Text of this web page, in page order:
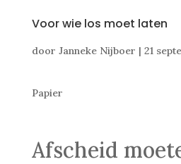
Voor wie los moet laten
door Janneke Nijboer | 21
Papier
Afscheid